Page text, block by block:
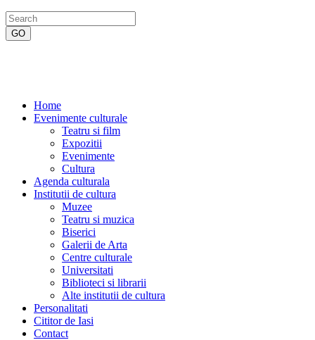
Home
Evenimente culturale
Teatru si film
Expozitii
Evenimente
Cultura
Agenda culturala
Institutii de cultura
Muzee
Teatru si muzica
Biserici
Galerii de Arta
Centre culturale
Universitati
Biblioteci si librarii
Alte institutii de cultura
Personalitati
Cititor de Iasi
Contact